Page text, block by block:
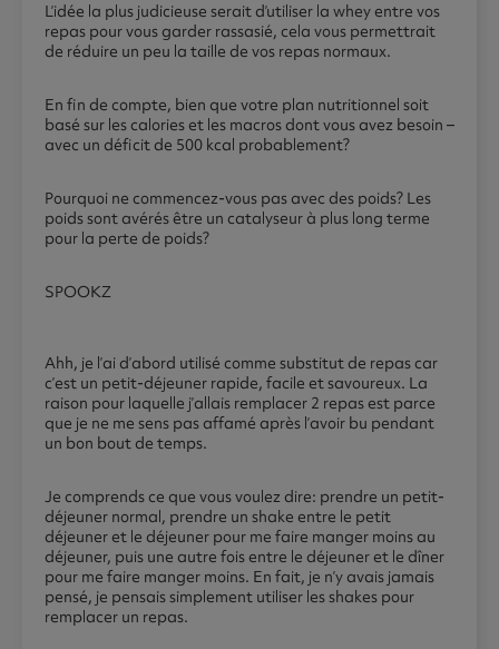
L’idée la plus judicieuse serait d’utiliser la whey entre vos
repas pour vous garder rassasié, cela vous permettrait
de réduire un peu la taille de vos repas normaux.
En fin de compte, bien que votre plan nutritionnel soit
basé sur les calories et les macros dont vous avez besoin –
avec un déficit de 500 kcal probablement?
Pourquoi ne commencez-vous pas avec des poids? Les
poids sont avérés être un catalyseur à plus long terme
pour la perte de poids?
SPOOKZ
Ahh, je l’ai d’abord utilisé comme substitut de repas car
c’est un petit-déjeuner rapide, facile et savoureux. La
raison pour laquelle j’allais remplacer 2 repas est parce
que je ne me sens pas affamé après l’avoir bu pendant
un bon bout de temps.
Je comprends ce que vous voulez dire: prendre un petit-
déjeuner normal, prendre un shake entre le petit
déjeuner et le déjeuner pour me faire manger moins au
déjeuner, puis une autre fois entre le déjeuner et le dîner
pour me faire manger moins. En fait, je n’y avais jamais
pensé, je pensais simplement utiliser les shakes pour
remplacer un repas.